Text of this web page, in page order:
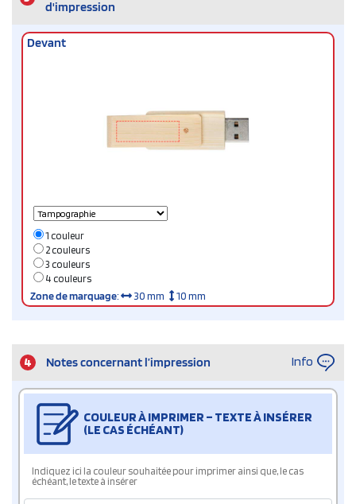
d'impression
Devant
1 couleur
2 couleurs
3 couleurs
4 couleurs
Zone de marquage: 30 mm 10 mm
4 Notes concernant l’impression Info
COULEUR À IMPRIMER – TEXTE À INSÉRER
(LE CAS ÉCHÉANT)
Indiquez ici la couleur souhaitée pour imprimer ainsi que, le cas
échéant, le texte à insérer